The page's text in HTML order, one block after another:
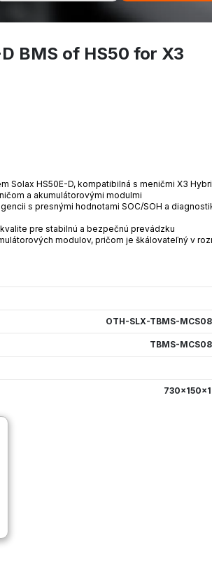
BMS of HS50 for X3
Solax HS50E-D, kompatibilná s meničmi X3
a akumulátorovými modulmi
s presnými hodnotami SOC/SOH a
pre stabilnú a bezpečnú prevádzku
modulov, pričom je škálovateľný v
OTH-SLX-TBMS-
TBMS-